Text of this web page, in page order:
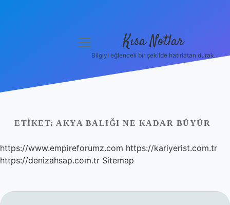
Yasal Uyarı
Hakkımızda
menüyü
Kısa Notlar
Bilgiyi eğlenceli bir şekilde hatırlatan durak.
ETIKET: AKYA BALIĞI NE KADAR BÜYÜR
https://www.empireforumz.com https://kariyerist.com.tr
https://denizahsap.com.tr Sitemap